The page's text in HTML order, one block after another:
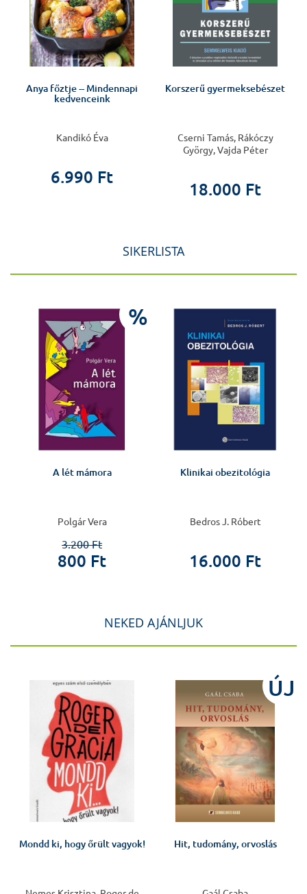
Anya főztje -- Mindennapi
kedvenceink
Kandikó Éva
6.990 Ft
Korszerű gyermeksebészet
Cserni Tamás, Rákóczy
György, Vajda Péter
18.000 Ft
SIKERLISTA
%
A lét mámora
Polgár Vera
3.200 Ft
800 Ft
Klinikai obezitológia
Bedros J. Róbert
16.000 Ft
NEKED AJÁNLJUK
Mondd ki, hogy őrült vagyok!
ÚJ
Hit, tudomány, orvoslás